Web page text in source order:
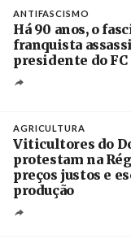
ANTIFASCISMO
Há 90 anos, o
franquista
presidente do
AGRICULTURA
Viticultores do
protestam na
preços justos e
produção